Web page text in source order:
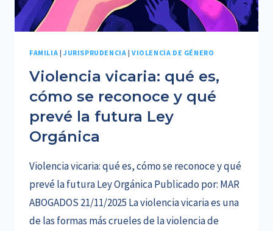
MENOR
FAMILIA | JURISPRUDENCIA |VIOLENCIA DE GÉNERO
Violencia vicaria: qué es,
cómo se reconoce y qué
prevé la futura Ley
Orgánica
Violencia vicaria: qué es, cómo se reconoce y qué
prevé la futura Ley Orgánica Publicado por: MAR
ABOGADOS 21/11/2025 La violencia vicaria es una
de las formas más crueles de la violencia de